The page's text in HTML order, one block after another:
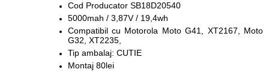
Cod Producator SB18D20540
5000mah / 3,87V / 19,4wh
Compatibil cu Motorola Moto G41, XT2167, Moto
G32, XT2235,
Tip ambalaj: CUTIE
Montaj 80lei